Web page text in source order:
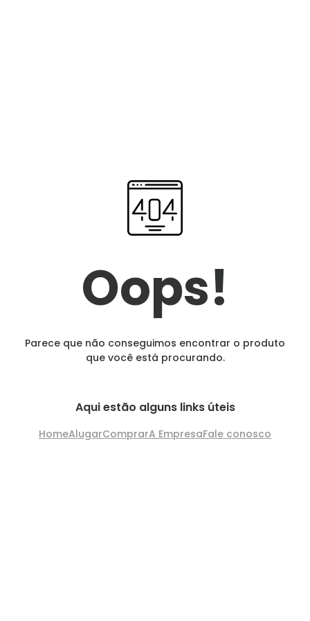
Oops!
Parece que não conseguimos encontrar o produto
que você está procurando.
Aqui estão alguns links úteis
HomeAlugarComprarA EmpresaFale conosco